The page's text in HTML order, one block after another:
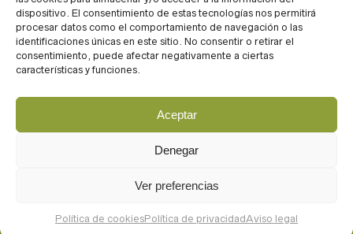
dispositivo. El consentimiento de estas tecnologías nos permitirá
procesar datos como el comportamiento de navegación o las
identificaciones únicas en este sitio. No consentir o retirar el
consentimiento, puede afectar negativamente a ciertas
características y funciones.
Aceptar
Denegar
Ver preferencias
Política de cookiesPolítica de privacidadAviso legal
Trabaja con nosotros